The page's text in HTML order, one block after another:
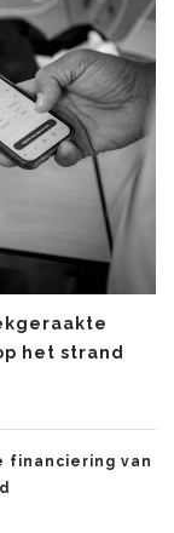
het strand
financiering van